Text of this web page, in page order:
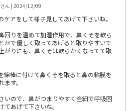
ん | 2024/12/09
ケアをして様子見してあげて下さいね。
回りを温めて加湿作用で、鼻くそを軟ら
かで優しく取ってあげると取りやすいで
がりにも、鼻くそは軟らかくなってて取
綿棒に付けて鼻くそを取ると鼻の粘膜を
す。
いので、鼻がつまりやすく些細で呼吸困
あげて下さいね。